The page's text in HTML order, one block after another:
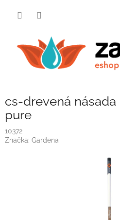
cs-drevená násada
pure
10372
Značka: Gardena